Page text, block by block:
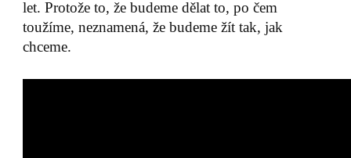
let. Protože to, že budeme dělat to, po čem
toužíme, neznamená, že budeme žít tak, jak
chceme.